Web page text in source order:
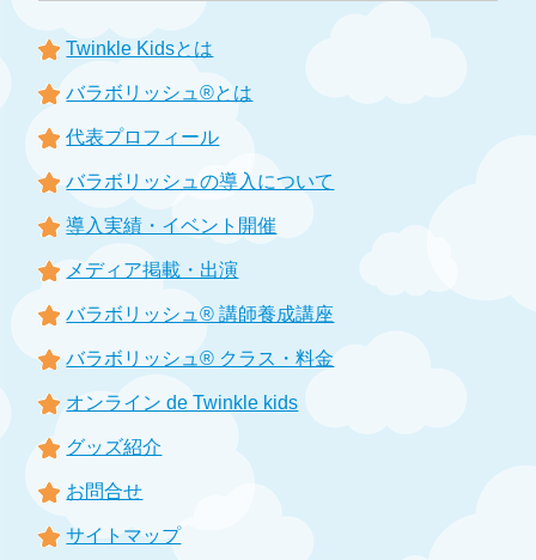
Twinkle Kidsとは
バラボリッシュ®とは
代表プロフィール
バラボリッシュの導入について
導入実績・イベント開催
メディア掲載・出演
バラボリッシュ® 講師養成講座
バラボリッシュ® クラス・料金
オンライン de Twinkle kids
グッズ紹介
お問合せ
サイトマップ